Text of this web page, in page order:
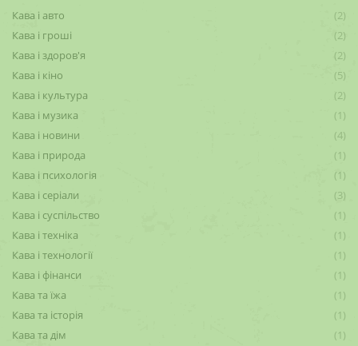
Кава і авто
(2)
Кава і гроші
(2)
Кава і здоров'я
(2)
Кава і кіно
(5)
Кава і культура
(2)
Кава і музика
(1)
Кава і новини
(4)
Кава і природа
(1)
Кава і психологія
(1)
Кава і серіали
(3)
Кава і суспільство
(1)
Кава і техніка
(1)
Кава і технології
(1)
Кава і фінанси
(1)
Кава та їжа
(1)
Кава та історія
(1)
Кава та дім
(1)